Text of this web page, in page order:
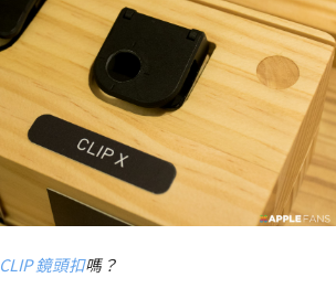
CLIP 鏡頭扣嗎？